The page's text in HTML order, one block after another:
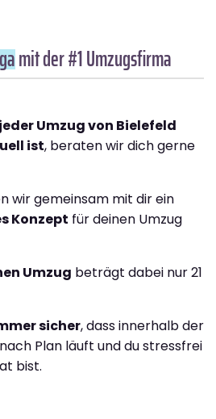
mit der #1 Umzugsfirma
jeder Umzug von Bielefeld
ist, beraten wir dich gerne
wir gemeinsam mit dir ein
Konzept für deinen Umzug
Umzug beträgt dabei nur 21
sicher, dass innerhalb der
Plan läuft und du stressfrei
bist.